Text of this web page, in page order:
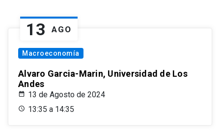
13 AGO
Macroeconomía
Alvaro Garcia-Marin, Universidad de Los
Andes
13 de Agosto de 2024
13:35 a 14:35